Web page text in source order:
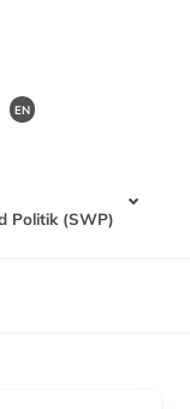
EN
Politik (SWP)